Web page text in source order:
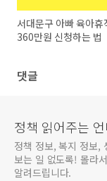
서대문구 아빠 육아휴
360만원 신청하는 법
댓글
정책 읽어주는 언
정책 정보, 복지 정보,
보는 일 없도록! 몰라
알려드립니다.